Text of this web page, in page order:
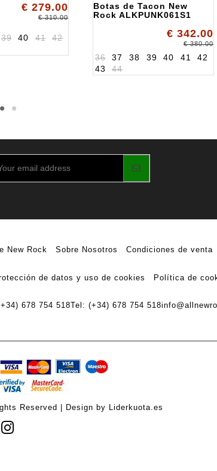
€ 279.00
€ 310.00
39 40 41
42
Botas de Tacon New
Rock ALKPUNK061S1
€ 342.00
€ 380.00
36 37 38 39 40 41
42
43
44
New Rock Sobre Nosotros Condiciones de venta
de datos y uso de cookies Política de
678 754 518Tel: (+34) 678 754 518
Reserved | Design by Liderkuota.es